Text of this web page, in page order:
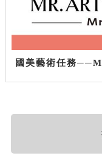
國美藝術任務